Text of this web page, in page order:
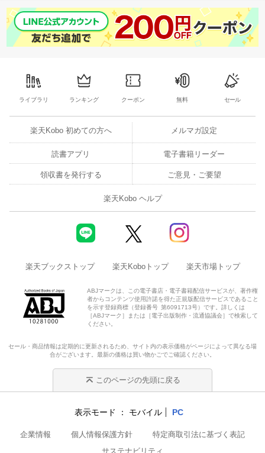
ライブラリ ランキング クーポン 無料 セール
楽天Kobo 初めての方へ メルマガ設定
読書アプリ 電子書籍リーダー
領収書を発行する ご意見・ご要望
楽天Kobo ヘルプ
楽天ブックストップ 楽天Koboトップ 楽天市場トップ
ABJマークは、この電子書店・電子書籍配信サービスが、著作権
者からコンテンツ使用許諾を得た正規版配信サービスであること
を示す登録商標（登録番号 第6091713号）です。詳しくは
［ABJマーク］または［電子出版制作・流通協議会］で検索して
ください。
セール・商品情報は定期的に更新されるため、サイト内の表示価格がページによって異なる場
合がございます。最新の価格は買い物かごでご確認ください。
このページの先頭に戻る
表示モード モバイル PC
企業情報 個人情報保護方針
特定商取引法に基づく表記
サステナビリティ